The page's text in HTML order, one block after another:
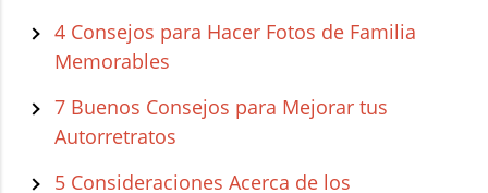
4 Consejos para Hacer Fotos de Familia
Memorables
7 Buenos Consejos para Mejorar tus
Autorretratos
5 Consideraciones Acerca de los